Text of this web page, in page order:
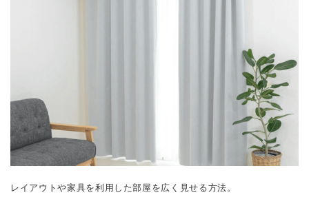
レイアウトや家具を利用した部屋を広く見せる方法。